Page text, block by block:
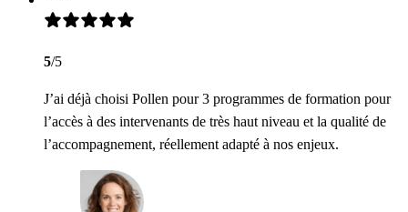
5/5
J’ai déjà choisi Pollen pour 3 programmes de formation pour
l’accès à des intervenants de très haut niveau et la qualité de
l’accompagnement, réellement adapté à nos enjeux.